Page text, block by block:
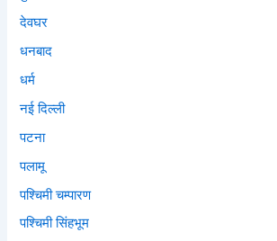
देवघर
धनबाद
धर्म
नई दिल्ली
पटना
पलामू
पश्चिमी चम्पारण
पश्चिमी सिंहभूम